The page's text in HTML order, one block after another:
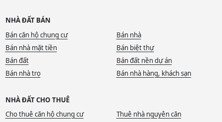
NHÀ ĐẤT BÁN
Bán căn hộ chung cư
Bán nhà
Bán nhà mặt tiền
Bán biệt thự
Bán đất
Bán đất nền dự án
Bán nhà trọ
Bán nhà hàng, khách sạn
NHÀ ĐẤT CHO THUÊ
Cho thuê căn hộ chung cư
Thuê nhà nguyên căn